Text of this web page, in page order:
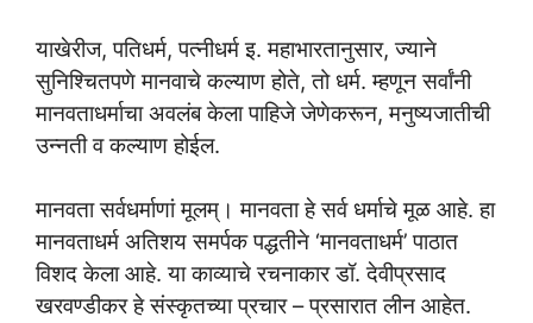
याखेरीज, पतिधर्म, पत्नीधर्म इ. महाभारतानुसार, ज्याने
सुनिश्चितपणे मानवाचे कल्याण होते, तो धर्म. म्हणून सर्वांनी
मानवताधर्माचा अवलंब केला पाहिजे जेणेकरून, मनुष्यजातीची
उन्नती व कल्याण होईल.
मानवता सर्वधर्माणां मूलम्। मानवता हे सर्व धर्माचे मूळ आहे. हा
मानवताधर्म अतिशय समर्पक पद्धतीने ‘मानवताधर्म’ पाठात
विशद केला आहे. या काव्याचे रचनाकार डॉ. देवीप्रसाद
खरवण्डीकर हे संस्कृतच्या प्रचार – प्रसारात लीन आहेत.